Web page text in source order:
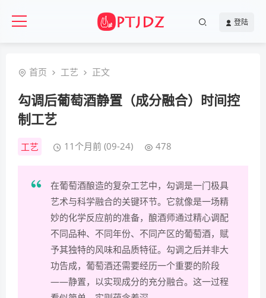
登陆
首页 工艺 正文
勾调后葡萄酒静置（成分融合）时间控
制工艺
工艺 11个月前 (09-24) 478
在葡萄酒酿造的复杂工艺中，勾调是一门极具
艺术与科学融合的关键环节。它就像是一场精
妙的化学反应前的准备，酿酒师通过精心调配
不同品种、不同年份、不同产区的葡萄酒，赋
予其独特的风味和品质特征。勾调之后并非大
功告成，葡萄酒还需要经历一个重要的阶段
——静置，以实现成分的充分融合。这一过程